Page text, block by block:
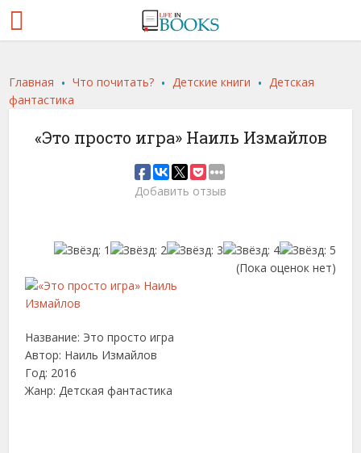
Главная .Что почитать? . Детские книги . Детская
фантастика
«Это просто игра» Наиль Измайлов
Добавить отзыв
(Пока оценок нет)
Название: Это просто игра
Автор: Наиль Измайлов
Год: 2016
Жанр: Детская фантастика